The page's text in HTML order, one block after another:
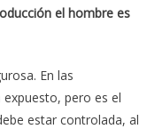
ón el hombre es
En las
pero es el
estar controlada, al